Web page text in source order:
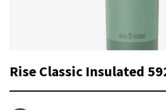
Rise Classic Insulated